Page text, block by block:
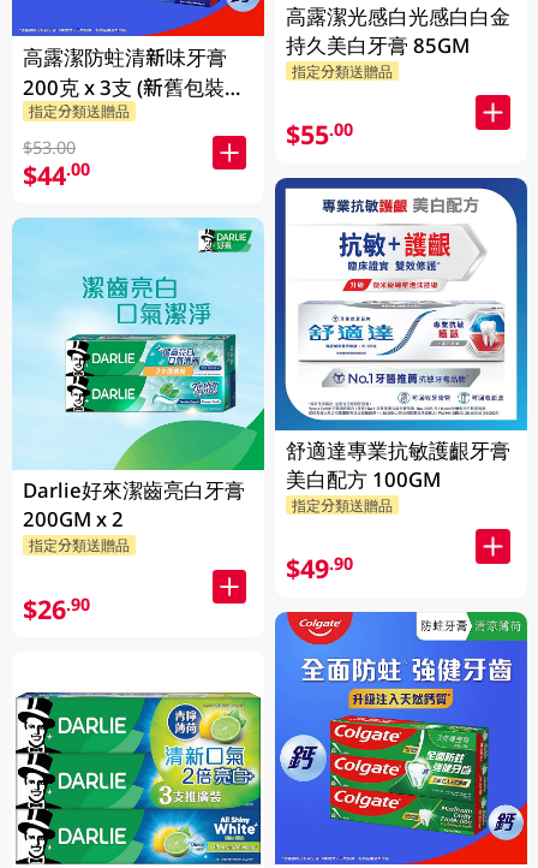
高露潔防蛀清新味牙膏
200克 x 3支 (新舊包裝隨
機發送)
指定分類送贈品
$53.00
$44.00
Darlie好來潔齒亮白牙膏
200GM x 2
指定分類送贈品
$26.90
高露潔光感白光感白白金
持久美白牙膏 85GM
指定分類送贈品
$55.00
舒適達專業抗敏護齦牙膏
美白配方 100GM
指定分類送贈品
$49.90